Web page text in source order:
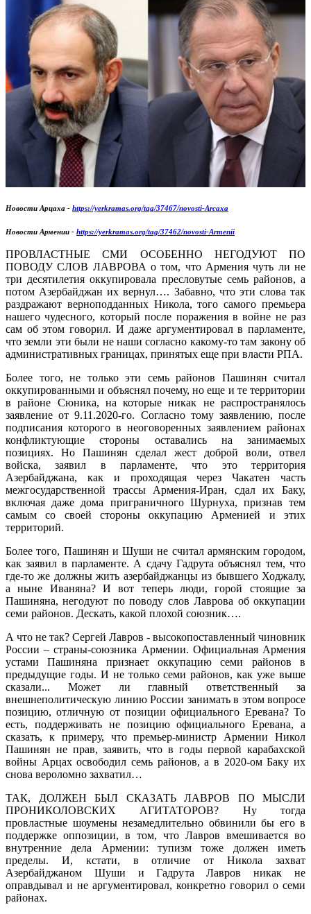
Новости Арцаха - https://yerkramas.org/tag/37467/novosti-Arcaxa
Новости Армении - https://yerkramas.org/tag/37462/novosti-Armenii
ПРОВЛАСТНЫЕ СМИ ОСОБЕННО НЕГОДУЮТ ПО
ПОВОДУ СЛОВ ЛАВРОВА о том, что Армения чуть ли не
три десятилетия оккупировала пресловутые семь районов, а
потом Азербайджан их вернул…. Забавно, что эти слова так
раздражают верноподданных Никола, того самого премьера
нашего чудесного, который после поражения в войне не раз
сам об этом говорил. И даже аргументировал в парламенте,
что земли эти были не наши согласно какому-то там закону об
административных границах, принятых еще при власти РПА.
Более того, не только эти семь районов Пашинян считал
оккупированными и объяснял почему, но еще и те территории
в районе Сюника, на которые никак не распространялось
заявление от 9.11.2020-го. Согласно тому заявлению, после
подписания которого в неоговоренных заявлением районах
конфликтующие стороны оставались на занимаемых
позициях. Но Пашинян сделал жест доброй воли, отвел
войска, заявил в парламенте, что это территория
Азербайджана, как и проходящая через Чакатен часть
межгосударственной трассы Армения-Иран, сдал их Баку,
включая даже дома приграничного Шурнуха, признав тем
самым со своей стороны оккупацию Арменией и этих
территорий.
Более того, Пашинян и Шуши не считал армянским городом,
как заявил в парламенте. А сдачу Гадрута объяснял тем, что
где-то же должны жить азербайджанцы из бывшего Ходжалу,
а ныне Иваняна? И вот теперь люди, горой стоящие за
Пашиняна, негодуют по поводу слов Лаврова об оккупации
семи районов. Дескать, какой плохой союзник….
А что не так? Сергей Лавров - высокопоставленный чиновник
России – страны-союзника Армении. Официальная Армения
устами Пашиняна признает оккупацию семи районов в
предыдущие годы. И не только семи районов, как уже выше
сказали... Может ли главный ответственный за
внешнеполитическую линию России занимать в этом вопросе
позицию, отличную от позиции официального Еревана? То
есть, поддерживать не позицию официального Еревана, а
сказать, к примеру, что премьер-министр Армении Никол
Пашинян не прав, заявить, что в годы первой карабахской
войны Арцах освободил семь районов, а в 2020-ом Баку их
снова вероломно захватил…
ТАК, ДОЛЖЕН БЫЛ СКАЗАТЬ ЛАВРОВ ПО МЫСЛИ
ПРОНИКОЛОВСКИХ АГИТАТОРОВ? Ну тогда
провластные шоумены незамедлительно обвинили бы его в
поддержке оппозиции, в том, что Лавров вмешивается во
внутренние дела Армении: тупизм тоже должен иметь
пределы. И, кстати, в отличие от Никола захват
Азербайджаном Шуши и Гадрута Лавров никак не
оправдывал и не аргументировал, конкретно говорил о семи
районах.